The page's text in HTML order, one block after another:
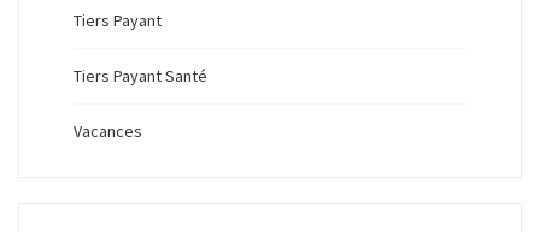
Tiers Payant
Tiers Payant Santé
Vacances